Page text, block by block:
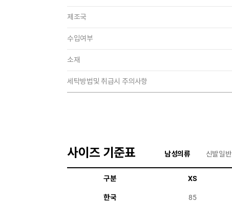
제조국
수입여부
소재
세탁방법및 취급시 주의사항
사이즈 기준표 남성의류 신발일반
구분 XS
한국 85